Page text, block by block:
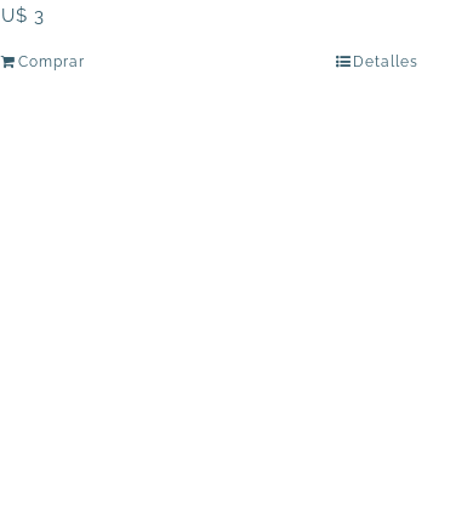
U$ 3
Comprar Detalles